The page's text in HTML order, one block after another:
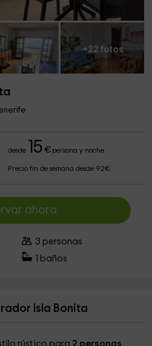
+22 fotos
desde 15 €persona y noche
Precio fin de semana desde 92€
ahora
3 personas
baños
Isla Bonita
rústico para 2 personas